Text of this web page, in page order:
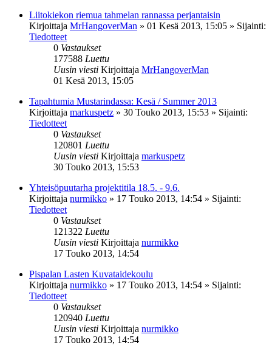
Liitokiekon riemua tahmelan rannassa perjantaisin
Kirjoittaja MrHangoverMan » 01 Kesä 2013, 15:05 » Sijainti:
Tiedotteet
0 Vastaukset
177588 Luettu
Uusin viesti Kirjoittaja MrHangoverMan
01 Kesä 2013, 15:05
Tapahtumia Mustarindassa: Kesä / Summer 2013
Kirjoittaja markuspetz » 30 Touko 2013, 15:53 » Sijainti:
Tiedotteet
0 Vastaukset
120801 Luettu
Uusin viesti Kirjoittaja markuspetz
30 Touko 2013, 15:53
Yhteisöpuutarha projektitila 18.5. - 9.6.
Kirjoittaja nurmikko » 17 Touko 2013, 14:54 » Sijainti:
Tiedotteet
0 Vastaukset
121322 Luettu
Uusin viesti Kirjoittaja nurmikko
17 Touko 2013, 14:54
Pispalan Lasten Kuvataidekoulu
Kirjoittaja nurmikko » 17 Touko 2013, 14:54 » Sijainti:
Tiedotteet
0 Vastaukset
120940 Luettu
Uusin viesti Kirjoittaja nurmikko
17 Touko 2013, 14:54